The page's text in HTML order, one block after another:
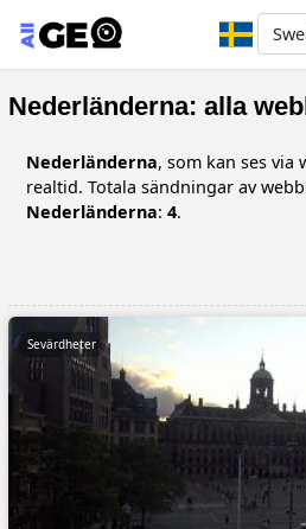
Nederländerna: alla
Nederländerna, som kan ses via
realtid. Totala sändningar av
Nederländerna: 4.
Sevärdheter